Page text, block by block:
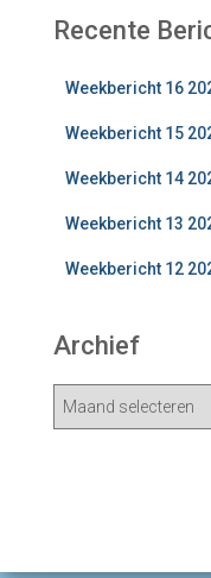
Recente
Weekbericht 16
Weekbericht 15
Weekbericht 14
Weekbericht 13
Weekbericht 12
Archief